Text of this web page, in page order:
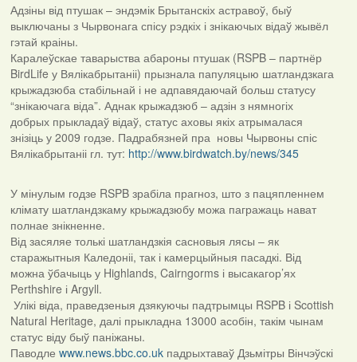
Адзіны від птушак – эндэмік Брытанскіх астравоў, быў
выключаны з Чырвонага спісу рэдкіх і знікаючых відаў жывёл
гэтай краіны.
Каралеўскае таварыства абароны птушак (RSPB – партнёр
BirdLife у Вялікабрытаніі) прызнала папуляцыю шатландзкага
крыжадзюба стабільнай і не адпавядаючай больш статусу
“знікаючага віда”. Аднак крыжадзюб – адзін з нямногіх
добрых прыкладаў відаў, статус аховы якіх атрымалася
знізіць у 2009 годзе. Падрабязней пра новы Чырвоны спіс
Вялікабрытаніі гл. тут: http://www.birdwatch.by/news/345
У мінулым годзе RSPB зрабіла прагноз, што з пацяпленнем
клімату шатландзкаму крыжадзюбу можа пагражаць нават
полнае знікненне.
Від засяляе толькі шатландзкія сасновыя лясы – як
старажытныя Каледоніі, так і камерцыйныя пасадкі. Від
можна ўбачыць у Highlands, Cairngorms і высакагор’ях
Perthshire і Argyll.
Улікі віда, праведзеныя дзякуючы падтрымцы RSPB і Scottish
Natural Heritage, далі прыкладна 13000 асобін, такім чынам
статус віду быў паніжаны.
Паводле www.news.bbc.co.ukпадрыхтаваў Дзьмітры Вінчэўскі